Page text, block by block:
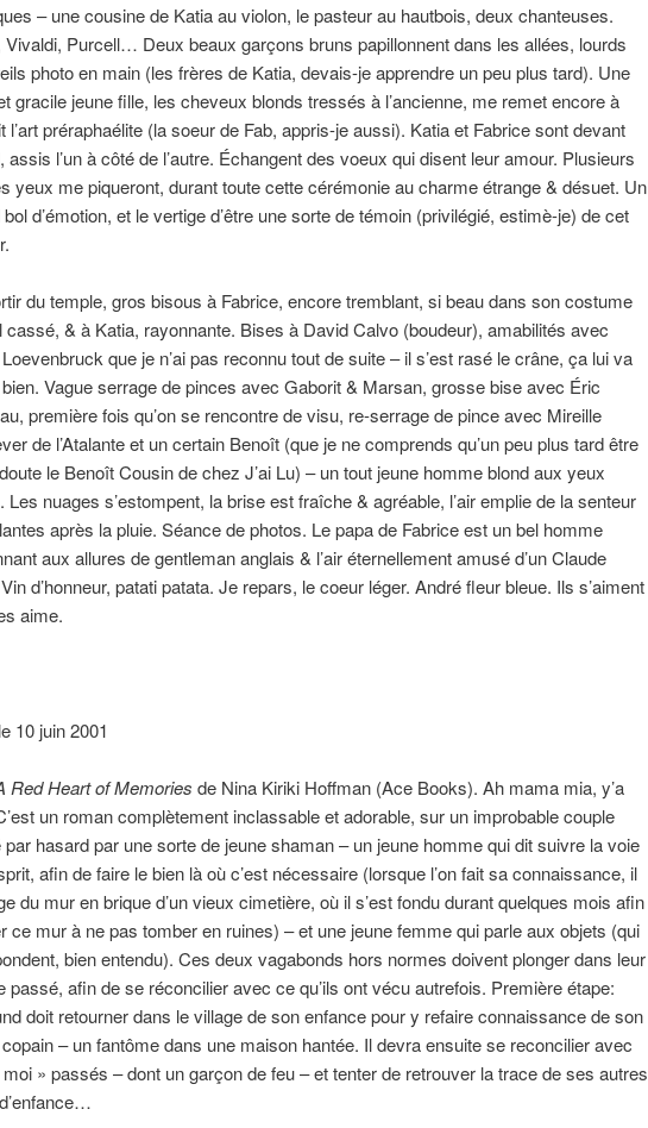
– une cousine de Katia au violon, le pasteur au hautbois, deux chanteuses.
Vivaldi, Purcell… Deux beaux garçons bruns papillonnent dans les allées, lourds
photo en main (les frères de Katia, devais-je apprendre un peu plus tard). Une
gracile jeune fille, les cheveux blonds tressés à l’ancienne, me remet encore à
l’art préraphaélite (la soeur de Fab, appris-je aussi). Katia et Fabrice sont devant
assis l’un à côté de l’autre. Échangent des voeux qui disent leur amour. Plusieurs
yeux me piqueront, durant toute cette cérémonie au charme étrange & désuet. Un
d’émotion, et le vertige d’être une sorte de témoin (privilégié, estimè-je) de cet
du temple, gros bisous à Fabrice, encore tremblant, si beau dans son costume
cassé, & à Katia, rayonnante. Bises à David Calvo (boudeur), amabilités avec
que je n’ai pas reconnu tout de suite – il s’est rasé le crâne, ça lui va
Vague serrage de pinces avec Gaborit & Marsan, grosse bise avec Éric
première fois qu’on se rencontre de visu, re-serrage de pince avec Mireille
de l’Atalante et un certain Benoît (que je ne comprends qu’un peu plus tard être
le Benoît Cousin de chez J’ai Lu) – un tout jeune homme blond aux yeux
Les nuages s’estompent, la brise est fraîche & agréable, l’air emplie de la senteur
après la pluie. Séance de photos. Le papa de Fabrice est un bel homme
aux allures de gentleman anglais & l’air éternellement amusé d’un Claude
d’honneur, patati patata. Je repars, le coeur léger. André fleur bleue. Ils s’aiment
aime.
10 juin 2001
Red Heart of Memories de Nina Kiriki Hoffman (Ace Books). Ah mama mia, y’a
un roman complètement inclassable et adorable, sur un improbable couple
par hasard par une sorte de jeune shaman – un jeune homme qui dit suivre la voie
afin de faire le bien là où c’est nécessaire (lorsque l’on fait sa connaissance, il
du mur en brique d’un vieux cimetière, où il s’est fondu durant quelques mois afin
ce mur à ne pas tomber en ruines) – et une jeune femme qui parle aux objets (qui
bien entendu). Ces deux vagabonds hors normes doivent plonger dans leur
passé, afin de se réconcilier avec ce qu’ils ont vécu autrefois. Première étape:
doit retourner dans le village de son enfance pour y refaire connaissance de son
– un fantôme dans une maison hantée. Il devra ensuite se reconcilier avec
» passés – dont un garçon de feu – et tenter de retrouver la trace de ses autres